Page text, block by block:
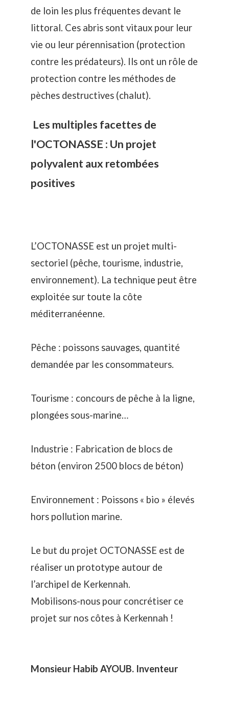
de loin les plus fréquentes devant le
littoral. Ces abris sont vitaux pour leur
vie ou leur pérennisation (protection
contre les prédateurs). Ils ont un rôle de
protection contre les méthodes de
pèches destructives (chalut).
Les multiples facettes de
l'OCTONASSE : Un projet
polyvalent aux retombées
positives
L’OCTONASSE est un projet multi-
sectoriel (pêche, tourisme, industrie,
environnement). La technique peut être
exploitée sur toute la côte
méditerranéenne.
Pêche : poissons sauvages, quantité
demandée par les consommateurs.
Tourisme : concours de pêche à la ligne,
plongées sous-marine…
Industrie : Fabrication de blocs de
béton (environ 2500 blocs de béton)
Environnement : Poissons « bio » élevés
hors pollution marine.
Le but du projet OCTONASSE est de
réaliser un prototype autour de
l’archipel de Kerkennah.
Mobilisons-nous pour concrétiser ce
projet sur nos côtes à Kerkennah !
Monsieur Habib AYOUB. Inventeur